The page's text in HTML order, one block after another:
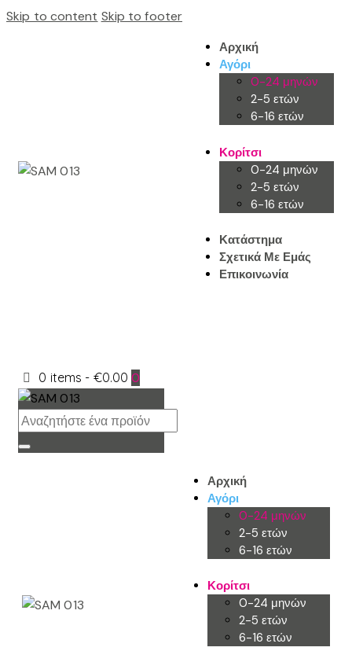
Skip to content Skip to footer
Αρχική
Αγόρι
0-24 μηνών
2-5 ετών
6-16 ετών
Κορίτσι
0-24 μηνών
2-5 ετών
6-16 ετών
Κατάστημα
Σχετικά Με Εμάς
Επικοινωνία
0 items - €0.00 0
Αρχική
Αγόρι
0-24 μηνών
2-5 ετών
6-16 ετών
Κορίτσι
0-24 μηνών
2-5 ετών
6-16 ετών